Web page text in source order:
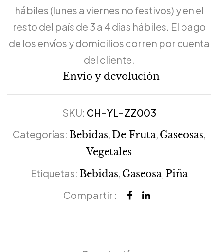
hábiles (lunes a viernes no festivos) y en el
resto del país de 3 a 4 días hábiles. El pago
de los envíos y domicilios corren por cuenta
del cliente.
Envío y devolución
SKU: CH-YL-ZZ003
Categorías: Bebidas De Fruta Gaseosas
Vegetales
Etiquetas: Bebidas Gaseosa Piña
Compartir :